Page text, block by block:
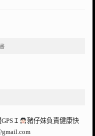
Ｉ
豬仔妹負責健康快